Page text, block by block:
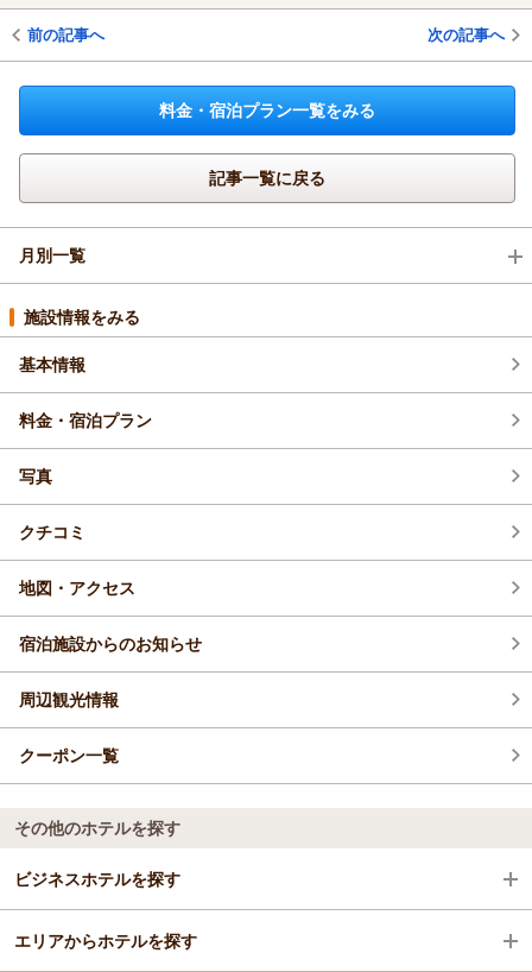
前の記事へ 次の記事へ
料金・宿泊プラン一覧をみる
記事一覧に戻る
月別一覧
2026年8月(3)
2026年7月(16)
2026年6月(13)
2026年5月(14)
2026年4月(14)
施設情報をみる
基本情報
料金・宿泊プラン
写真
クチコミ
地図・アクセス
宿泊施設からのお知らせ
周辺観光情報
クーポン一覧
その他のホテルを探す
ビジネスホテルを探す
三重県
エリアからホテルを探す